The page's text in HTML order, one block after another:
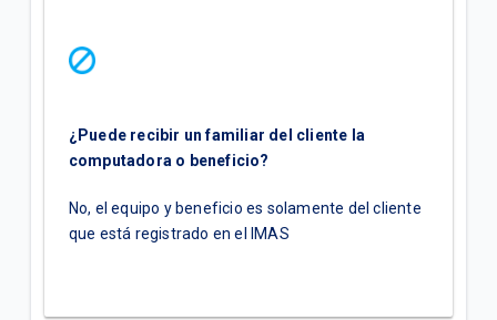
¿Puede recibir un familiar del cliente la
computadora o beneficio?
No, el equipo y beneficio es solamente del cliente
que está registrado en el IMAS